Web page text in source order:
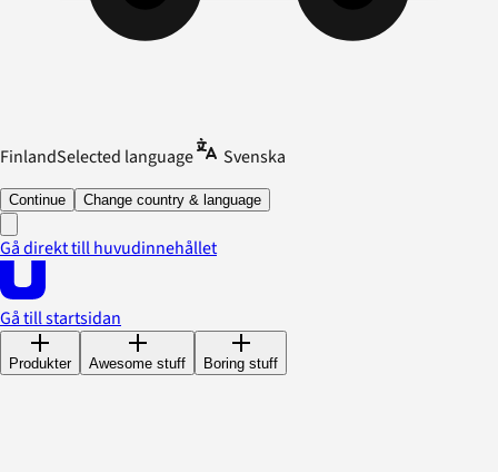
FinlandSelected language Svenska
Continue Change country & language
Gå direkt till huvudinnehållet
Gå till startsidan
Produkter Awesome stuff Boring stuff